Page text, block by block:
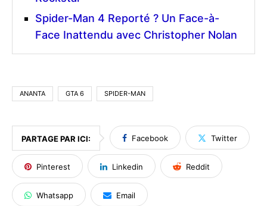
Spider-Man 4 Reporté ? Un Face-à-
Face Inattendu avec Christopher Nolan
ANANTA GTA 6 SPIDER-MAN
PARTAGE PAR ICI: Facebook Twitter
Pinterest Linkedin Reddit
Whatsapp Email